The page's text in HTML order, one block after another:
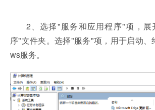
2、选择"服务和应用程序"项，展
序"文件夹。选择"服务"项，用于启动、
ws服务。